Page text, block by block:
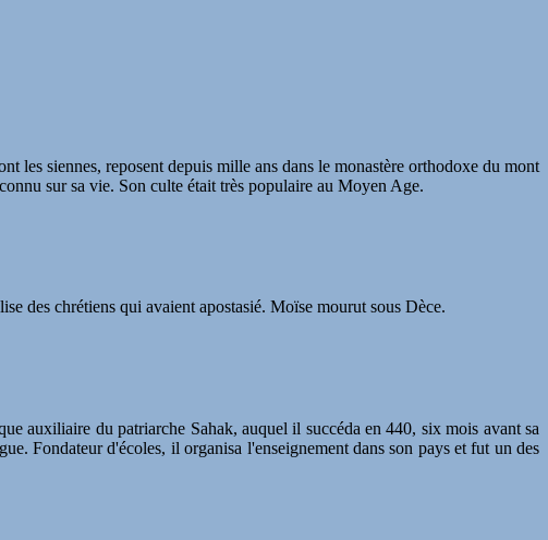
les siennes, reposent depuis mille ans dans le monastère orthodoxe du mont
sur sa vie. Son culte était très populaire au Moyen Age.
des chrétiens qui avaient apostasié. Moïse mourut sous Dèce.
auxiliaire du patriarche Sahak, auquel il succéda en 440, six mois avant sa
Fondateur d'écoles, il organisa l'enseignement dans son pays et fut un des